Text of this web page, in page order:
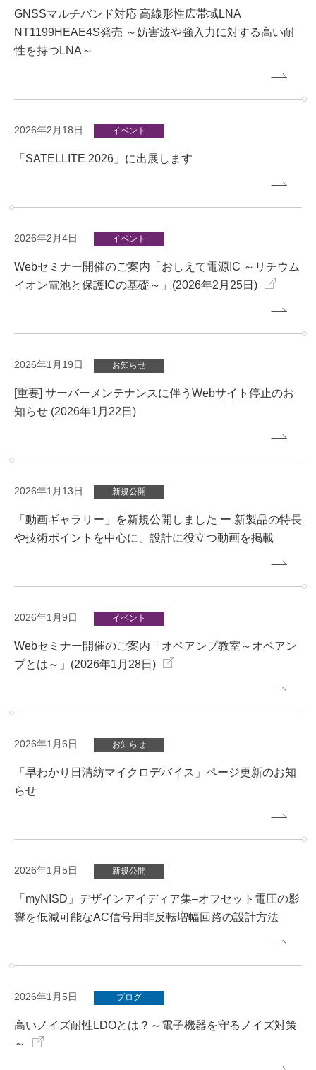
GNSSマルチバンド対応 高線形性広帯域LNA
NT1199HEAE4S発売 ～妨害波や強入力に対する高い耐
性を持つLNA～
2026年2月18日 イベント
「SATELLITE 2026」に出展します
2026年2月4日 イベント
Webセミナー開催のご案内「おしえて電源IC ～リチウム
イオン電池と保護ICの基礎～」(2026年2月25日)
2026年1月19日 お知らせ
[重要] サーバーメンテナンスに伴うWebサイト停止のお
知らせ (2026年1月22日)
2026年1月13日 新規公開
「動画ギャラリー」を新規公開しました ー 新製品の特長
や技術ポイントを中心に、設計に役立つ動画を掲載
2026年1月9日 イベント
Webセミナー開催のご案内「オペアンプ教室～オペアン
プとは～」(2026年1月28日)
2026年1月6日 お知らせ
「早わかり日清紡マイクロデバイス」ページ更新のお知
らせ
2026年1月5日 新規公開
「myNISD」デザインアイディア集–オフセット電圧の影
響を低減可能なAC信号⽤⾮反転増幅回路の設計⽅法
2026年1月5日 ブログ
高いノイズ耐性LDOとは？～電子機器を守るノイズ対策
～